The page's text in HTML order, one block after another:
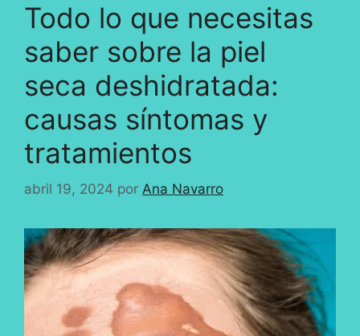
Todo lo que necesitas
saber sobre la piel
seca deshidratada:
causas síntomas y
tratamientos
abril 19, 2024 por Ana Navarro